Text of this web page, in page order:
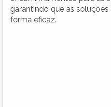
garantindo que as
forma eficaz.